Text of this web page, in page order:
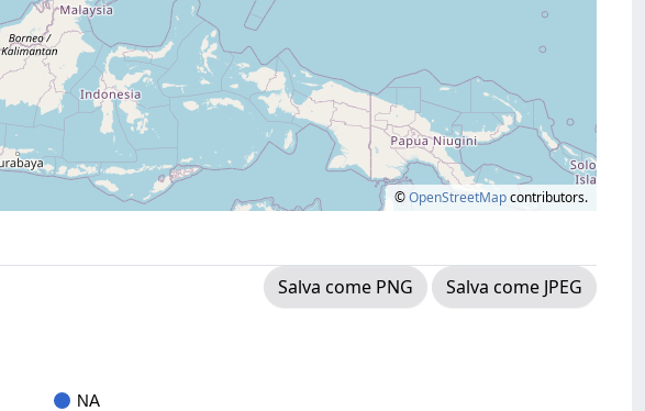
©OpenStreetMapcontributors.
Salva come PNG
Salva come JPEG
NA